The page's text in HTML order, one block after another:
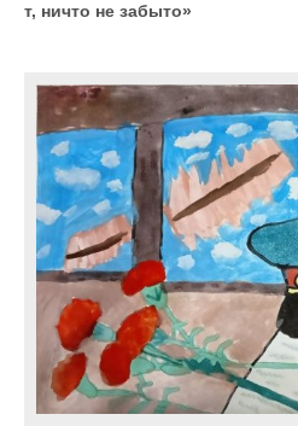
т, ничто не забыто»